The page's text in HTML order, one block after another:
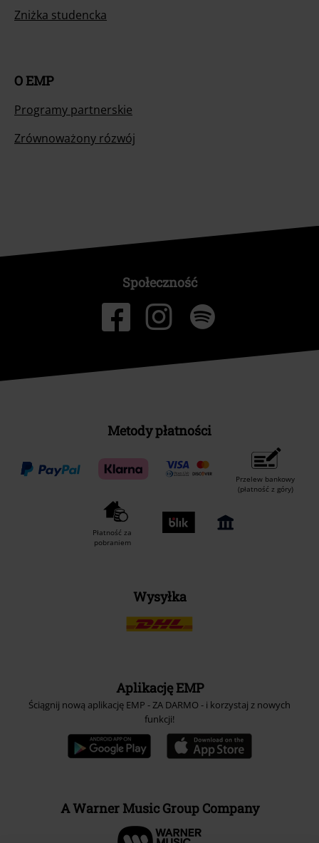
Zniżka studencka
O EMP
Programy partnerskie
Zrównoważony rózwój
Społeczność
Metody płatności
Przelew bankowy
(płatność z góry)
Płatność za
pobraniem
Wysyłka
Aplikację EMP
Ściągnij nową aplikację EMP - ZA DARMO - i korzystaj z nowych
funkcji!
A Warner Music Group Company